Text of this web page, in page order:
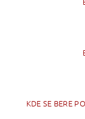
KDE SE BERE